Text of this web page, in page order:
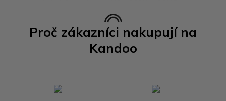
Proč zákazníci nakupují na
Kandoo